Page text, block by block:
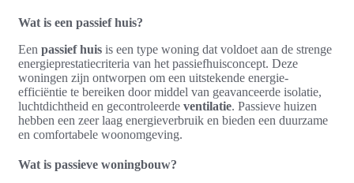
Wat is een passief huis?
Een passief huis is een type woning dat voldoet aan de strenge
energieprestatiecriteria van het passiefhuisconcept. Deze
woningen zijn ontworpen om een uitstekende energie-
efficiëntie te bereiken door middel van geavanceerde isolatie,
luchtdichtheid en gecontroleerde ventilatie. Passieve huizen
hebben een zeer laag energieverbruik en bieden een duurzame
en comfortabele woonomgeving.
Wat is passieve woningbouw?